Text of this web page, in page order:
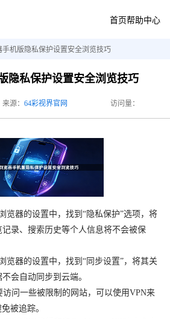
首页帮助中心
手机版隐私保护设置安全浏览技巧
隐私保护设置安全浏览技巧
来源： 64彩视界官网 访问量：
览器的设置中，找到“隐私保护”选项，将
录、搜索历史等个人信息将不会被保
览器的设置中，找到“同步设置”，将其关
会自动同步到云端。
问一些被限制的网站，可以使用VPN来
被追踪。